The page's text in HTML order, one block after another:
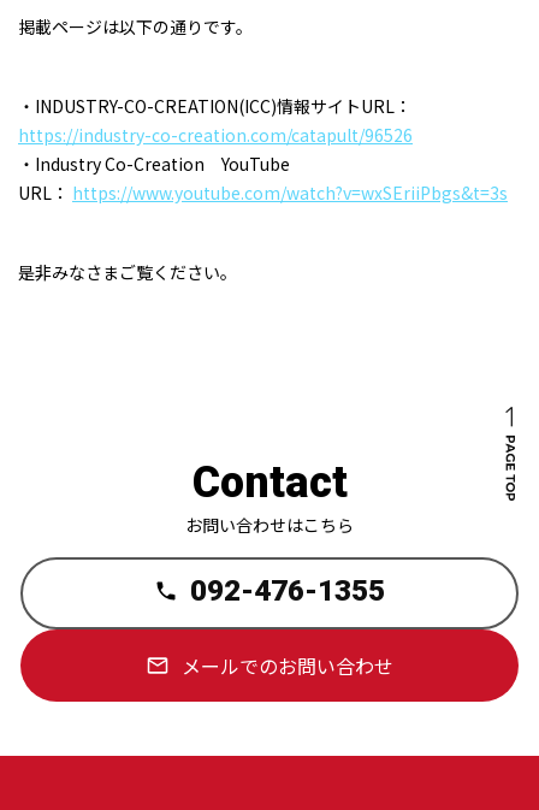
掲載ページは以下の通りです。
・INDUSTRY-CO-CREATION(ICC)情報サイトURL：
https://industry-co-creation.com/catapult/96526
・Industry Co-Creation YouTube
URL： https://www.youtube.com/watch?v=wxSEriiPbgs&t=3s
是非みなさまご覧ください。
Contact
お問い合わせはこちら
092-476-1355
メールでのお問い合わせ